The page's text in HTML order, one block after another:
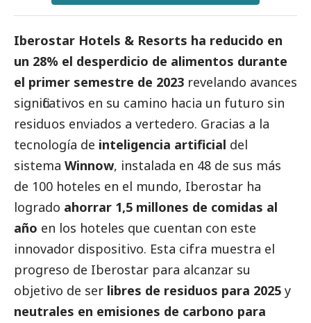
Iberostar Hotels & Resorts ha reducido en
un 28% el desperdicio de alimentos durante
el primer semestre de 2023 revelando avances
significativos en su camino hacia un futuro sin
residuos enviados a vertedero. Gracias a la
tecnología de inteligencia artificial del
sistema Winnow, instalada en 48 de sus más
de 100 hoteles en el mundo, Iberostar ha
logrado ahorrar 1,5 millones de comidas al
año en los hoteles que cuentan con este
innovador dispositivo. Esta cifra muestra el
progreso de Iberostar para alcanzar su
objetivo de ser libres de residuos para 2025 y
neutrales en emisiones de carbono para